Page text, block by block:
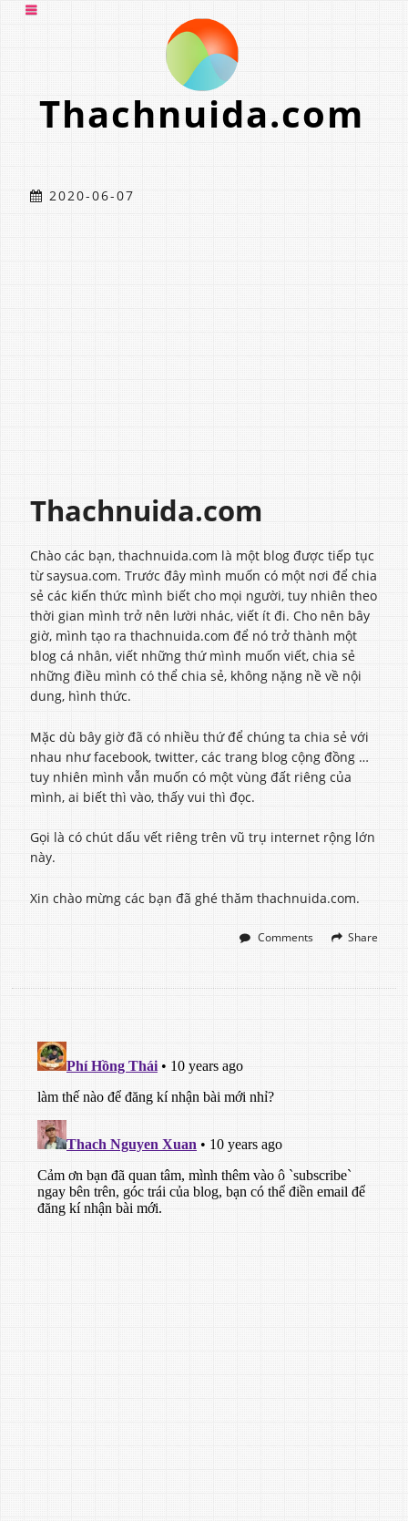
Thachnuida.com
2020-06-07
Thachnuida.com
Chào các bạn, thachnuida.com là một blog được tiếp tục
từ saysua.com. Trước đây mình muốn có một nơi để chia
sẻ các kiến thức mình biết cho mọi người, tuy nhiên theo
thời gian mình trở nên lười nhác, viết ít đi. Cho nên bây
giờ, mình tạo ra thachnuida.com để nó trở thành một
blog cá nhân, viết những thứ mình muốn viết, chia sẻ
những điều mình có thể chia sẻ, không nặng nề về nội
dung, hình thức.
Mặc dù bây giờ đã có nhiều thứ để chúng ta chia sẻ với
nhau như facebook, twitter, các trang blog cộng đồng …
tuy nhiên mình vẫn muốn có một vùng đất riêng của
mình, ai biết thì vào, thấy vui thì đọc.
Gọi là có chút dấu vết riêng trên vũ trụ internet rộng lớn
này.
Xin chào mừng các bạn đã ghé thăm thachnuida.com.
Share
Comments